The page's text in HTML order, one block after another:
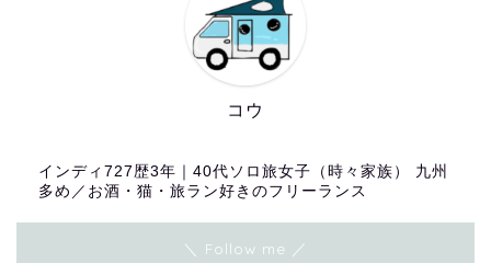
コウ
インディ727歴3年｜40代ソロ旅女子（時々家族） 九州
多め／お酒・猫・旅ラン好きのフリーランス
＼ Follow me ／